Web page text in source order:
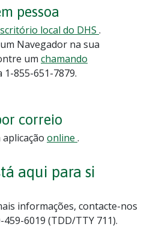
pessoa
local do DHS .
Navegador na sua
um chamando
1-855-651-7879.
correio
online .
aqui para si
informações, contacte-nos
6019 (TDD/TTY 711).